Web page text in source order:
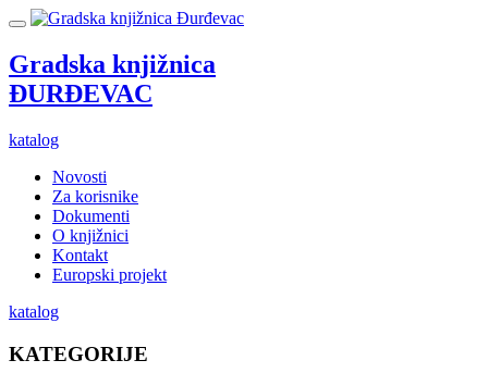
Gradska knjižnica
ĐURĐEVAC
katalog
Novosti
Za korisnike
Dokumenti
O knjižnici
Kontakt
Europski projekt
katalog
KATEGORIJE